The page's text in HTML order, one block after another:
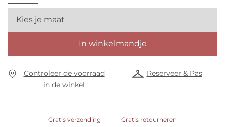
Kies je maat
In winkelmandje
Controleer de voorraad
in de winkel
Reserveer & Pas
Gratis verzending Gratis retourneren